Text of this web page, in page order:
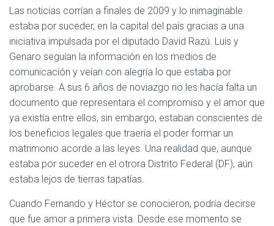
Las noticias corrían a finales de 2009 y lo inimaginable
estaba por suceder, en la capital del país gracias a una
iniciativa impulsada por el diputado David Razú. Luis y
Genaro seguían la información en los medios de
comunicación y veían con alegría lo que estaba por
aprobarse. A sus 6 años de noviazgo no les hacía falta un
documento que representara el compromiso y el amor que
ya existía entre ellos, sin embargo, estaban conscientes de
los beneficios legales que traería el poder formar un
matrimonio acorde a las leyes. Una realidad que, aunque
estaba por suceder en el otrora Distrito Federal (DF), aún
estaba lejos de tierras tapatías.
Cuando Fernando y Héctor se conocieron, podría decirse
que fue amor a primera vista. Desde ese momento se